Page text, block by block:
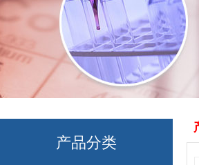
产品分类